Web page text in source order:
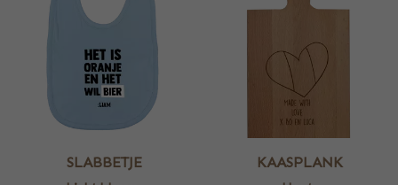
SLABBETJE KAASPLANK